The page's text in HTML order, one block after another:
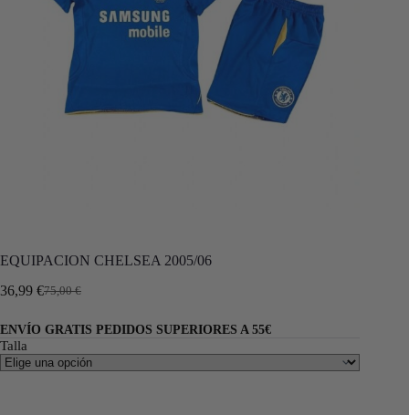
EQUIPACION CHELSEA 2005/06
75,00€
36,99 €
ENVÍO GRATIS PEDIDOS SUPERIORES A 55€
Talla